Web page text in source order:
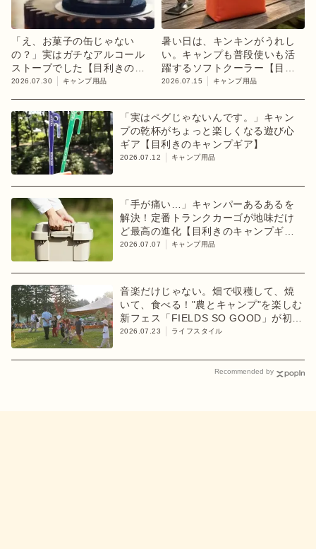
「え、お菓子の缶じゃない
の？」実はガチなアルコール
ストーブでした【目利きのキ
ャンプギア】
2026.07.30 キャンプ用品
暑い日は、キンキンがうれし
い。キャンプも普段使いも活
躍するソフトクーラー【目利
きのキャンプギア】
2026.07.15 キャンプ用品
「実はペグじゃないんです。」キャン
プの乾杯がちょっと楽しくなる遊び心
ギア【目利きのキャンプギア】
2026.07.12 キャンプ用品
「手が痛い…」キャンパーあるあるを
解決！定番トランクカーゴが地味だけ
ど最高の進化【目利きのキャンプギ
ア】
2026.07.07 キャンプ用品
音楽だけじゃない。畑で収穫して、焼
いて、食べる！"農とキャンプ"を楽しむ
新フェス「FIELDS SO GOOD」が初開
催
2026.07.23 ライフスタイル
Recommended by